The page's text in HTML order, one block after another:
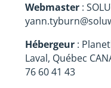
Webmaster :
Hébergeur :
Laval, Québec
76 60 41 43